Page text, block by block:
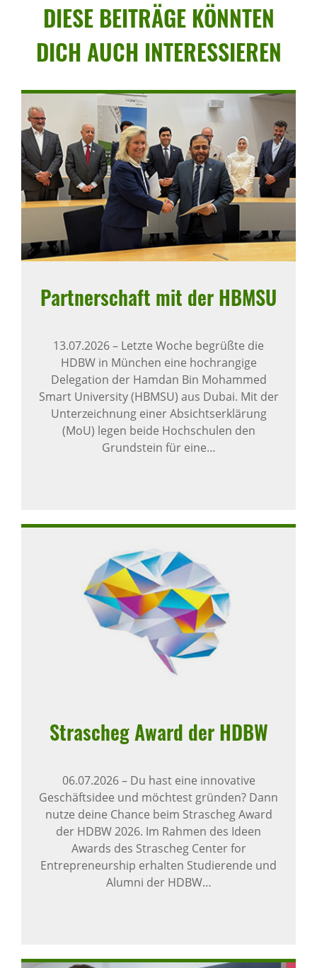
DIESE BEITRÄGE KÖNNTEN
DICH AUCH INTER­ES­SIEREN
Part­ner­schaft mit der HBMSU
13.07.2026– Letzte Woche begrüßte die
HDBW in München eine hochrangige
Delegation der Hamdan Bin Mohammed
Smart University (HBMSU) aus Dubai. Mit der
Unterzeichnung einer Absichtserklärung
(MoU) legen beide Hochschulen den
Grundstein für eine…
Stra­scheg Award der HDBW
06.07.2026–Du hast eine innovative
Geschäftsidee und möchtest gründen? Dann
nutze deine Chance beim Strascheg Award
der HDBW 2026. Im Rahmen des Ideen
Awards des Strascheg Center for
Entrepreneurship erhalten Studierende und
Alumni der HDBW…